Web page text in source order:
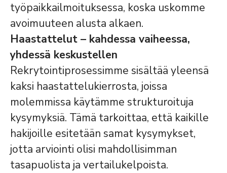
työpaikkailmoituksessa, koska uskomme
avoimuuteen alusta alkaen.
Haastattelut – kahdessa vaiheessa,
yhdessä keskustellen
Rekrytointiprosessimme sisältää yleensä
kaksi haastattelukierrosta, joissa
molemmissa käytämme strukturoituja
kysymyksiä. Tämä tarkoittaa, että kaikille
hakijoille esitetään samat kysymykset,
jotta arviointi olisi mahdollisimman
tasapuolista ja vertailukelpoista.